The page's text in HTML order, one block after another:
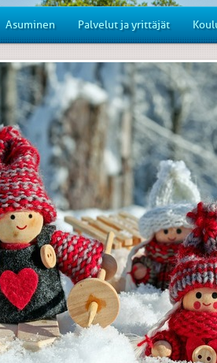
Asuminen Palvelut ja yrittäjät